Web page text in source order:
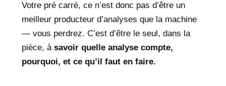
Votre pré carré, ce n’est donc pas d’être un
meilleur producteur d’analyses que la machine
— vous perdrez. C’est d’être le seul, dans la
pièce, à savoir quelle analyse compte,
pourquoi, et ce qu’il faut en faire.